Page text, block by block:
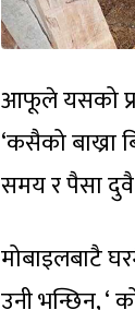
आफूले यसको
‘कसैको बाख्रा
समय र पैसा दुवै
मोबाइलबाटै
उनी भन्छिन्, ‘